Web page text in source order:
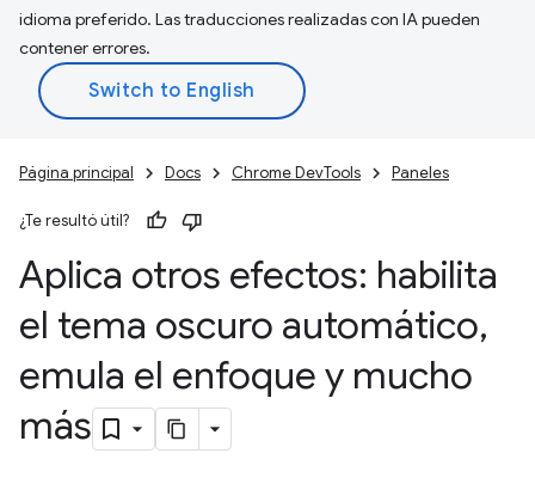
idioma preferido. Las traducciones realizadas con IA pueden
contener errores.
Página principal Docs Chrome DevTools Paneles
¿Te resultó útil?
Aplica otros efectos: habilita
el tema oscuro automático,
emula el enfoque y mucho
más